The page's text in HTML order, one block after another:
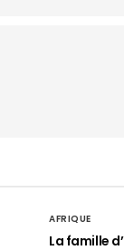
AFRIQUE
La famille